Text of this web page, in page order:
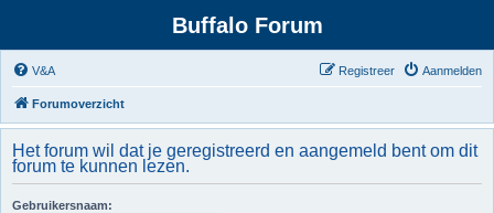
Buffalo Forum
V&A Aanmelden
Registreer
Forumoverzicht
Het forum wil dat je geregistreerd en aangemeld bent om dit
forum te kunnen lezen.
Gebruikersnaam: